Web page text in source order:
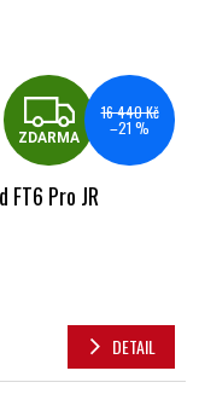
ZDARMA
16 440 Kč
–21 %
FT6 Pro JR
DETAIL